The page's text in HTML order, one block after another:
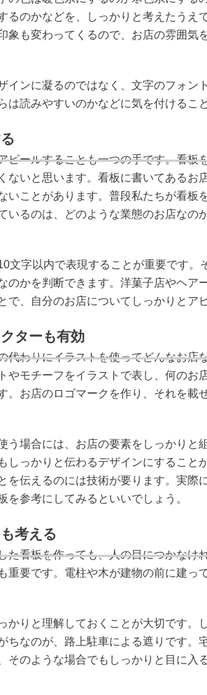
るのかなどを、しっかりと考えたうえ
象も変わってくるので、お店の雰囲気
インに凝るのではなく、文字のフォン
は読みやすいのかなどに気を付けるこ
ピールすることも一つの手です。看板
ないと思います。看板に書いてあるお
いことがあります。普段私たちが看板
いるのは、どのような業態のお店なの
文字以内で表現することが重要です。
のかを判断できます。洋菓子店やヘア
で、自分のお店についてしっかりとア
ターも有効
代わりにイラストを使ってどんなお店
やモチーフをイラストで表し、何のお
。お店のロゴマークを作り、それを載
う場合には、お店の要素をしっかりと
しっかりと伝わるデザインにすること
を伝えるのには技術が要ります。実際
を参考にしてみるといいでしょう。
考える
た看板を作っても、人の目につかなけ
重要です。電柱や木が建物の前に建っ
かりと理解しておくことが大切です。
ちなのが、路上駐車による遮りです。
そのような場合でもしっかりと目に入